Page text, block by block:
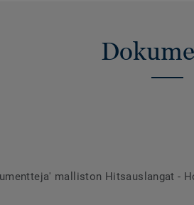
malliston Hitsauslangat -